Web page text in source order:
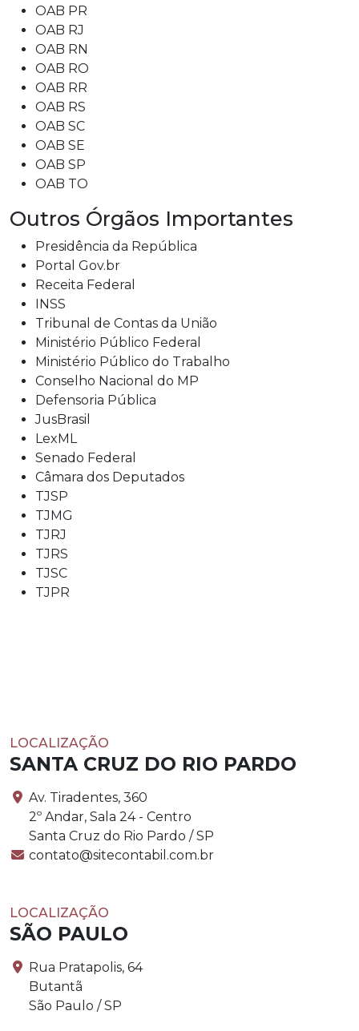
OAB PR
OAB RJ
OAB RN
OAB RO
OAB RR
OAB RS
OAB SC
OAB SE
OAB SP
OAB TO
Outros Órgãos Importantes
Presidência da República
Portal Gov.br
Receita Federal
INSS
Tribunal de Contas da União
Ministério Público Federal
Ministério Público do Trabalho
Conselho Nacional do MP
Defensoria Pública
JusBrasil
LexML
Senado Federal
Câmara dos Deputados
TJSP
TJMG
TJRJ
TJRS
TJSC
TJPR
LOCALIZAÇÃO
SANTA CRUZ DO RIO PARDO
Av. Tiradentes, 360
2º Andar, Sala 24 - Centro
Santa Cruz do Rio Pardo / SP
contato@sitecontabil.com.br
LOCALIZAÇÃO
SÃO PAULO
Rua Pratapolis, 64
Butantã
São Paulo / SP